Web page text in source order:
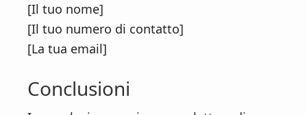
[Il tuo nome]
[Il tuo numero di contatto]
[La tua email]
Conclusioni